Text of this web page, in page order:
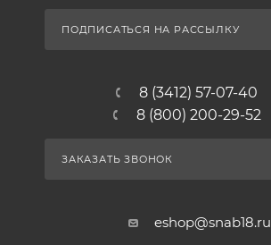
ПОДПИСАТЬСЯ НА РАССЫЛКУ
8 (3412) 57-07-40
8 (800) 200-29-52
ЗАКАЗАТЬ ЗВОНОК
eshop@snab18.ru